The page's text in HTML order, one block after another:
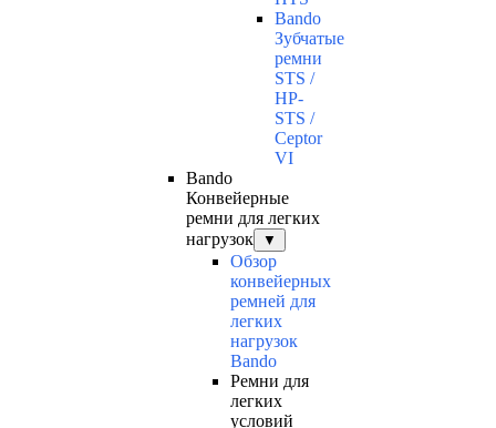
Bando
Зубчатые
ремни
STS /
HP-
STS /
Ceptor
VI
Bando
Конвейерные
ремни для легких
нагрузок
▼
Обзор
конвейерных
ремней для
легких
нагрузок
Bando
Ремни для
легких
условий